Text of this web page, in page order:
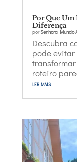
Por Que Um
Diferença
porSenhora Mundo
Descubra
pode evitar
roteiro
ler mais